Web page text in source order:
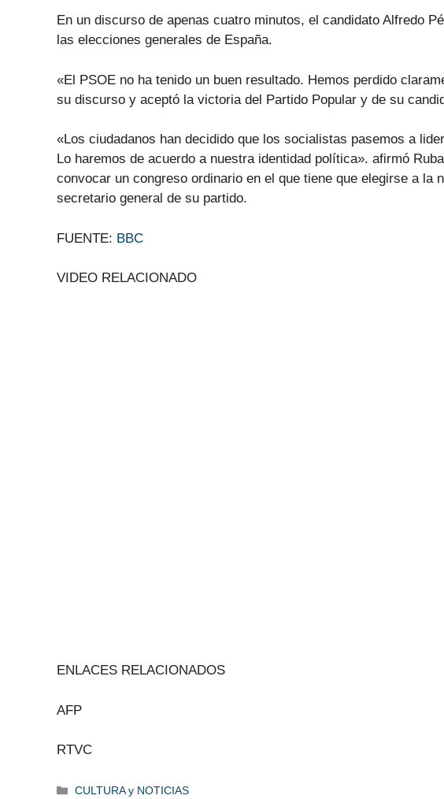
En un discurso de apenas cuatro minutos, el candidato Alfredo
las elecciones generales de España.
«El PSOE no ha tenido un buen resultado. Hemos perdido
su discurso y aceptó la victoria del Partido Popular y de su
«Los ciudadanos han decidido que los socialistas pasemos a
Lo haremos de acuerdo a nuestra identidad política». afirmó
convocar un congreso ordinario en el que tiene que elegirse a la
secretario general de su partido.
FUENTE: BBC
VIDEO RELACIONADO
ENLACES RELACIONADOS
AFP
RTVC
Categorías
CULTURA y NOTICIAS